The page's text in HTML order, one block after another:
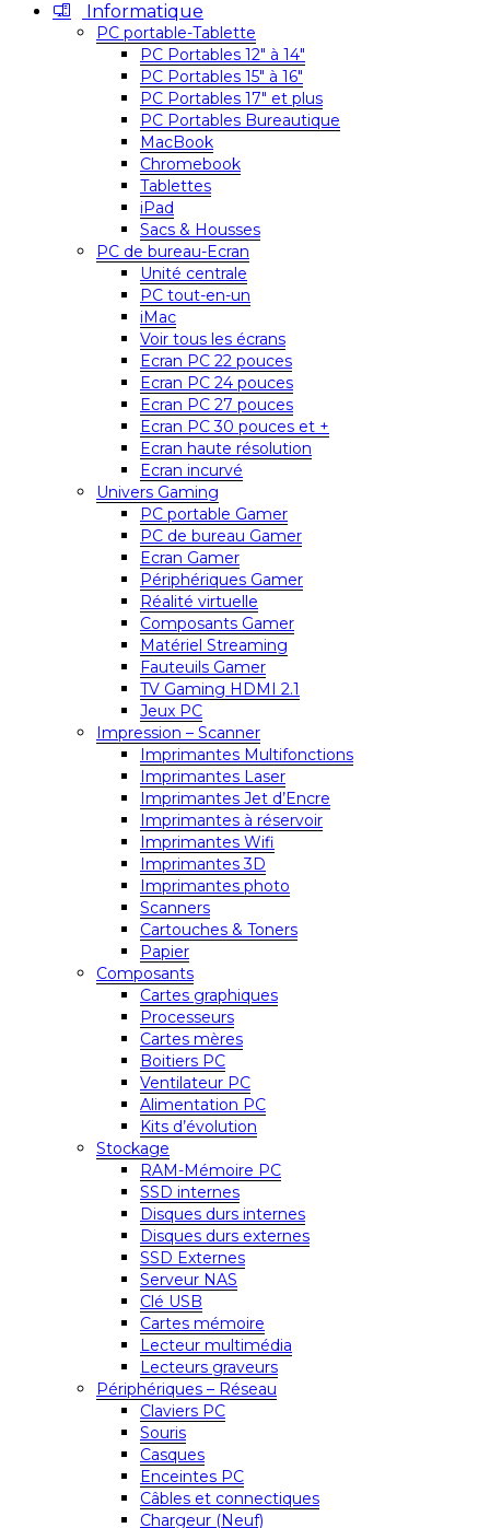
Informatique
PC portable-Tablette
PC Portables 12″ à 14″
PC Portables 15″ à 16″
PC Portables 17″ et plus
PC Portables Bureautique
MacBook
Chromebook
Tablettes
iPad
Sacs & Housses
PC de bureau-Ecran
Unité centrale
PC tout-en-un
iMac
Voir tous les écrans
Ecran PC 22 pouces
Ecran PC 24 pouces
Ecran PC 27 pouces
Ecran PC 30 pouces et +
Ecran haute résolution
Ecran incurvé
Univers Gaming
PC portable Gamer
PC de bureau Gamer
Ecran Gamer
Périphériques Gamer
Réalité virtuelle
Composants Gamer
Matériel Streaming
Fauteuils Gamer
TV Gaming HDMI 2.1
Jeux PC
Impression – Scanner
Imprimantes Multifonctions
Imprimantes Laser
Imprimantes Jet d’Encre
Imprimantes à réservoir
Imprimantes Wifi
Imprimantes 3D
Imprimantes photo
Scanners
Cartouches & Toners
Papier
Composants
Cartes graphiques
Processeurs
Cartes mères
Boitiers PC
Ventilateur PC
Alimentation PC
Kits d’évolution
Stockage
RAM-Mémoire PC
SSD internes
Disques durs internes
Disques durs externes
SSD Externes
Serveur NAS
Clé USB
Cartes mémoire
Lecteur multimédia
Lecteurs graveurs
Périphériques – Réseau
Claviers PC
Souris
Casques
Enceintes PC
Câbles et connectiques
Chargeur (Neuf)